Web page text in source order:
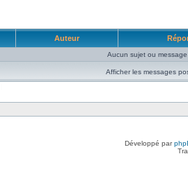
Auteur
Aucun sujet ou
Afficher les messages
Développé par